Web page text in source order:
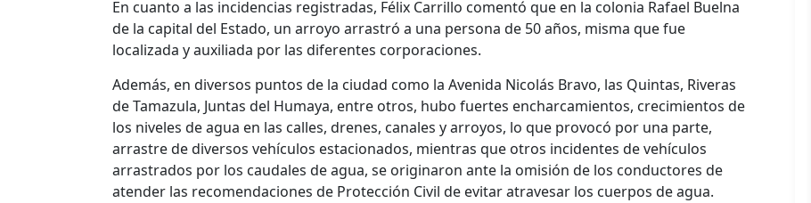
En cuanto a las incidencias registradas, Félix Carrillo comentó que en la colonia Rafael Buelna
de la capital del Estado, un arroyo arrastró a una persona de 50 años, misma que fue
localizada y auxiliada por las diferentes corporaciones.
Además, en diversos puntos de la ciudad como la Avenida Nicolás Bravo, las Quintas, Riveras
de Tamazula, Juntas del Humaya, entre otros, hubo fuertes encharcamientos, crecimientos de
los niveles de agua en las calles, drenes, canales y arroyos, lo que provocó por una parte,
arrastre de diversos vehículos estacionados, mientras que otros incidentes de vehículos
arrastrados por los caudales de agua, se originaron ante la omisión de los conductores de
atender las recomendaciones de Protección Civil de evitar atravesar los cuerpos de agua.